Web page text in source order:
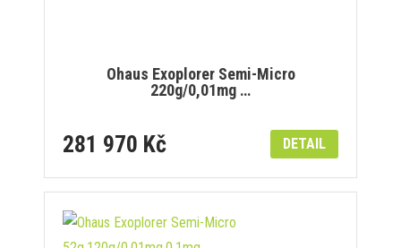
Ohaus Exoplorer Semi-Micro
220g/0,01mg …
281 970 Kč DETAIL